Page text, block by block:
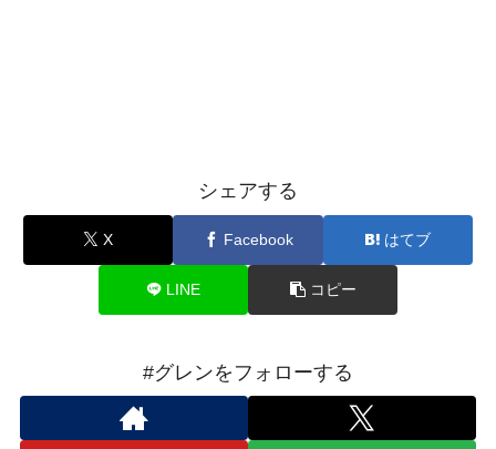
シェアする
X Facebook はてブ
LINE コピー
#グレンをフォローする